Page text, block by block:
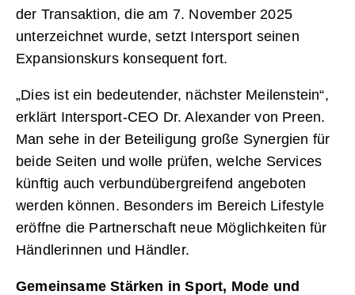
der Transaktion, die am 7. November 2025
unterzeichnet wurde, setzt Intersport seinen
Expansionskurs konsequent fort.
„Dies ist ein bedeutender, nächster Meilenstein“,
erklärt Intersport-CEO Dr. Alexander von Preen.
Man sehe in der Beteiligung große Synergien für
beide Seiten und wolle prüfen, welche Services
künftig auch verbundübergreifend angeboten
werden können. Besonders im Bereich Lifestyle
eröffne die Partnerschaft neue Möglichkeiten für
Händlerinnen und Händler.
Gemeinsame Stärken in Sport, Mode und